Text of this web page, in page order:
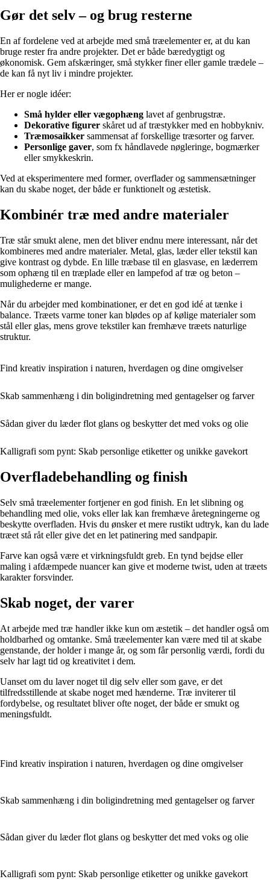
Gør det selv – og brug resterne
En af fordelene ved at arbejde med små træelementer er, at du kan
bruge rester fra andre projekter. Det er både bæredygtigt og
økonomisk. Gem afskæringer, små stykker finer eller gamle trædele –
de kan få nyt liv i mindre projekter.
Her er nogle idéer:
Små hylder eller vægophæng lavet af genbrugstræ.
Dekorative figurer skåret ud af træstykker med en hobbykniv.
Træmosaikker sammensat af forskellige træsorter og farver.
Personlige gaver, som fx håndlavede nøgleringe, bogmærker
eller smykkeskrin.
Ved at eksperimentere med former, overflader og sammensætninger
kan du skabe noget, der både er funktionelt og æstetisk.
Kombinér træ med andre materialer
Træ står smukt alene, men det bliver endnu mere interessant, når det
kombineres med andre materialer. Metal, glas, læder eller tekstil kan
give kontrast og dybde. En lille træbase til en glasvase, en læderrem
som ophæng til en træplade eller en lampefod af træ og beton –
mulighederne er mange.
Når du arbejder med kombinationer, er det en god idé at tænke i
balance. Træets varme toner kan blødes op af kølige materialer som
stål eller glas, mens grove tekstiler kan fremhæve træets naturlige
struktur.
Find kreativ inspiration i naturen, hverdagen og dine omgivelser
Skab sammenhæng i din boligindretning med gentagelser og farver
Sådan giver du læder flot glans og beskytter det med voks og olie
Kalligrafi som pynt: Skab personlige etiketter og unikke gavekort
Overfladebehandling og finish
Selv små træelementer fortjener en god finish. En let slibning og
behandling med olie, voks eller lak kan fremhæve åretegningerne og
beskytte overfladen. Hvis du ønsker et mere rustikt udtryk, kan du lade
træet stå råt eller give det en let patinering med sandpapir.
Farve kan også være et virkningsfuldt greb. En tynd bejdse eller
maling i afdæmpede nuancer kan give et moderne twist, uden at træets
karakter forsvinder.
Skab noget, der varer
At arbejde med træ handler ikke kun om æstetik – det handler også om
holdbarhed og omtanke. Små træelementer kan være med til at skabe
genstande, der holder i mange år, og som får personlig værdi, fordi du
selv har lagt tid og kreativitet i dem.
Uanset om du laver noget til dig selv eller som gave, er det
tilfredsstillende at skabe noget med hænderne. Træ inviterer til
fordybelse, og resultatet bliver ofte noget, der både er smukt og
meningsfuldt.
Find kreativ inspiration i naturen, hverdagen og dine omgivelser
Skab sammenhæng i din boligindretning med gentagelser og farver
Sådan giver du læder flot glans og beskytter det med voks og olie
Kalligrafi som pynt: Skab personlige etiketter og unikke gavekort